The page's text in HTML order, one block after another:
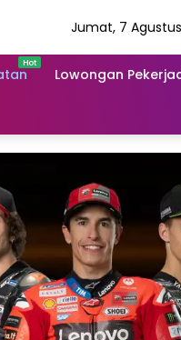
Jumat, 7
Lowongan